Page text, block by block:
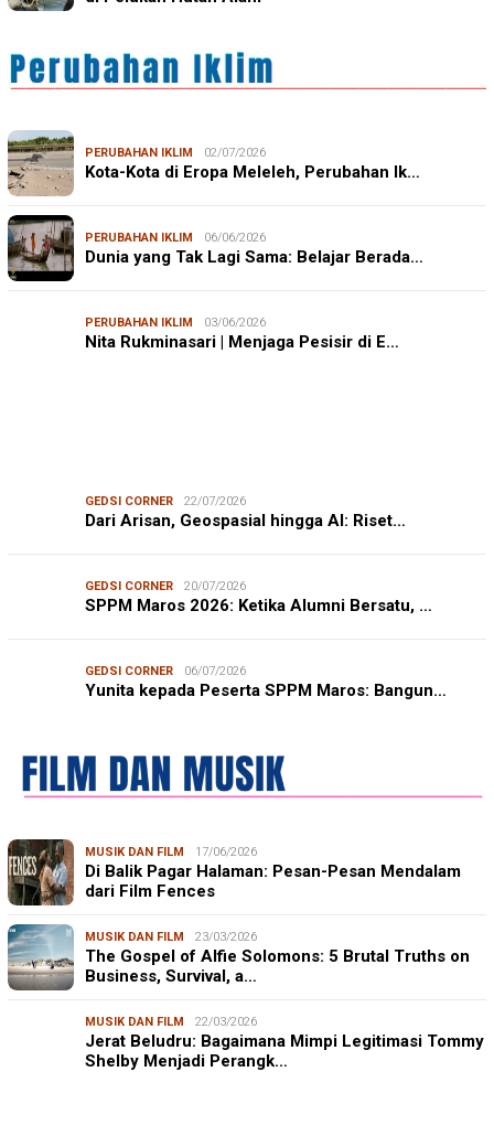
PERUBAHAN IKLIM 02/07/2026
Kota-Kota di Eropa Meleleh, Perubahan Ik…
PERUBAHAN IKLIM 06/06/2026
Dunia yang Tak Lagi Sama: Belajar Berada…
PERUBAHAN IKLIM 03/06/2026
Nita Rukminasari | Menjaga Pesisir di E…
GEDSI CORNER 22/07/2026
Dari Arisan, Geospasial hingga AI: Riset…
GEDSI CORNER 20/07/2026
SPPM Maros 2026: Ketika Alumni Bersatu, …
GEDSI CORNER 06/07/2026
Yunita kepada Peserta SPPM Maros: Bangun…
MUSIK DAN FILM 17/06/2026
Di Balik Pagar Halaman: Pesan-Pesan Mendalam
dari Film Fences
MUSIK DAN FILM 23/03/2026
The Gospel of Alfie Solomons: 5 Brutal Truths on
Business, Survival, a…
MUSIK DAN FILM 22/03/2026
Jerat Beludru: Bagaimana Mimpi Legitimasi Tommy
Shelby Menjadi Perangk…